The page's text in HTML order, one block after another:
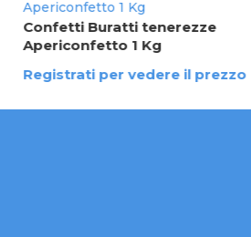
Confetti Buratti tenerezze
Apericonfetto 1 Kg
Registrati per vedere il prezzo